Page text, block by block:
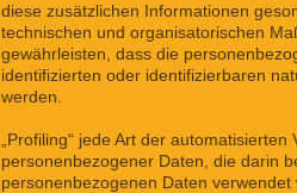
diese zusätzlichen Informationen
technischen und organisatorischen
gewährleisten, dass die
identifizierten oder identifizierbaren
werden.
„Profiling“ jede Art der automatisierten
personenbezogener Daten, die darin
personenbezogenen Daten